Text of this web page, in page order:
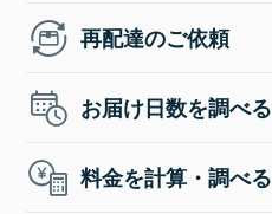
再配達のご依頼
お届け日数を調べる
料金を計算・調べる